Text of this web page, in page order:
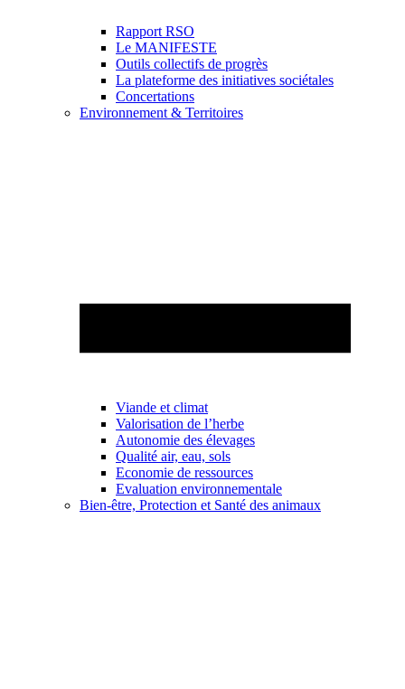
Rapport RSO
Le MANIFESTE
Outils collectifs de progrès
La plateforme des initiatives sociétales
Concertations
Environnement & Territoires
Viande et climat
Valorisation de l’herbe
Autonomie des élevages
Qualité air, eau, sols
Economie de ressources
Evaluation environnementale
Bien-être, Protection et Santé des animaux